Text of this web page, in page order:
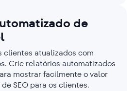
de
clientes atualizados com
Crie relatórios automatizados
mostrar facilmente o valor
SEO para os clientes.